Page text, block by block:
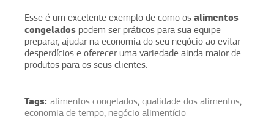
Esse é um excelente exemplo de como os alimentos
congelados podem ser práticos para sua equipe
preparar, ajudar na economia do seu negócio ao evitar
desperdícios e oferecer uma variedade ainda maior de
produtos para os seus clientes.
Tags: alimentos congelados, qualidade dos alimentos,
economia de tempo, negócio alimentício